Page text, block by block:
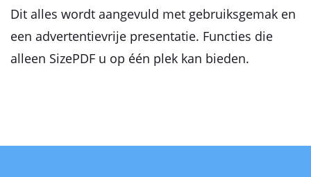
Dit alles wordt aangevuld met gebruiksgemak en
een advertentievrije presentatie. Functies die
alleen SizePDF u op één plek kan bieden.